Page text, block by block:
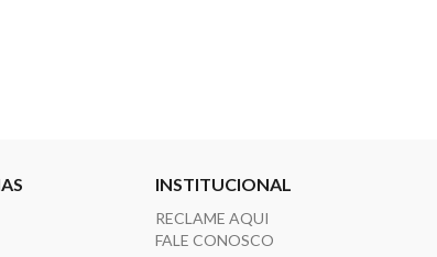
INSTITUCIONAL
RECLAME AQUI
FALE CONOSCO